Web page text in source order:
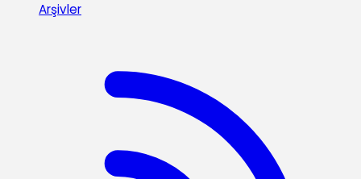
Arşivler